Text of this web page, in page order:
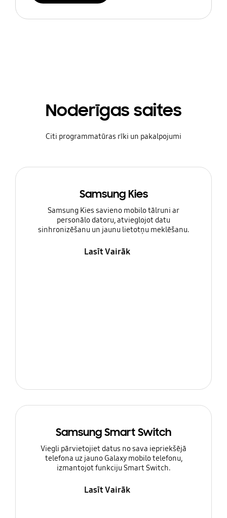
Noderīgas saites
Citi programmatūras rīki un pakalpojumi
Samsung Kies
Samsung Kies savieno mobilo tālruni ar
personālo datoru, atvieglojot datu
sinhronizēšanu un jaunu lietotņu meklēšanu.
Lasīt Vairāk
Samsung Smart Switch
Viegli pārvietojiet datus no sava iepriekšējā
telefona uz jauno Galaxy mobilo telefonu,
izmantojot funkciju Smart Switch.
Lasīt Vairāk